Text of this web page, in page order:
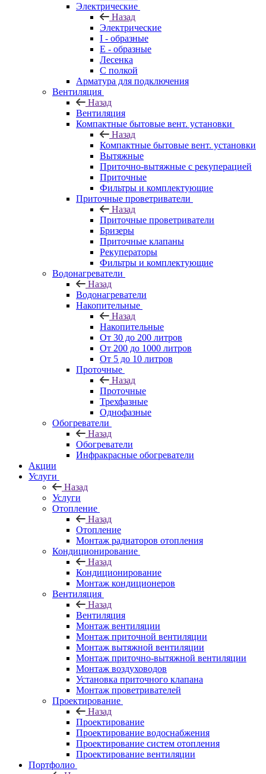
Электрические
Назад
Электрические
I - образные
E - образные
Лесенка
С полкой
Арматура для подключения
Вентиляция
Назад
Вентиляция
Компактные бытовые вент. установки
Назад
Компактные бытовые вент. установки
Вытяжные
Приточно-вытяжные с рекуперацией
Приточные
Фильтры и комплектующие
Приточные проветриватели
Назад
Приточные проветриватели
Бризеры
Приточные клапаны
Рекуператоры
Фильтры и комплектующие
Водонагреватели
Назад
Водонагреватели
Накопительные
Назад
Накопительные
От 30 до 200 литров
От 200 до 1000 литров
От 5 до 10 литров
Проточные
Назад
Проточные
Трехфазные
Однофазные
Обогреватели
Назад
Обогреватели
Инфракрасные обогреватели
Акции
Услуги
Назад
Услуги
Отопление
Назад
Отопление
Монтаж радиаторов отопления
Кондиционирование
Назад
Кондиционирование
Монтаж кондиционеров
Вентиляция
Назад
Вентиляция
Монтаж вентиляции
Монтаж приточной вентиляции
Монтаж вытяжной вентиляции
Монтаж приточно-вытяжной вентиляции
Монтаж воздуховодов
Установка приточного клапана
Монтаж проветривателей
Проектирование
Назад
Проектирование
Проектирование водоснабжения
Проектирование систем отопления
Проектирование вентиляции
Портфолио